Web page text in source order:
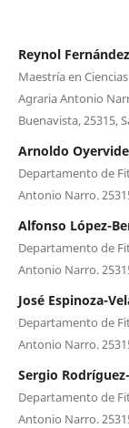
Reynol
Maestría en
Agraria Antonio
Buenavista, 25315,
Arnoldo
Departamento de
Antonio Narro.
Alfonso López-
Departamento de
Antonio Narro.
José Espinoza-
Departamento de
Antonio Narro.
Sergio
Departamento de
Antonio Narro.